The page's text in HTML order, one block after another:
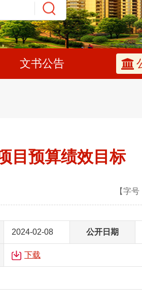
文书公告
目预算绩效目标
【字号
2024-02-08 公开日期
下载